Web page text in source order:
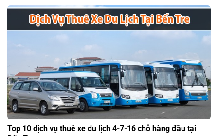
Top 10 dịch vụ thuê xe du lịch 4-7-16 chỗ hàng đầu tại